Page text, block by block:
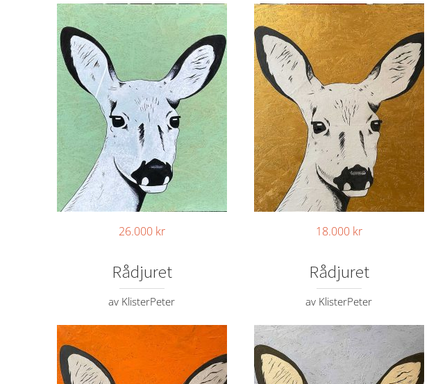
26.000 kr 18.000 kr
Rådjuret
av KlisterPeter
Rådjuret
av KlisterPeter